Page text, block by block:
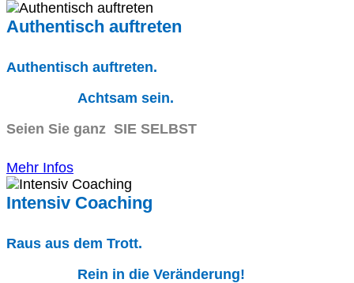
Authentisch auftreten
Authentisch auftreten.
Achtsam sein.
Seien Sie ganz SIE SELBST
Mehr Infos
Intensiv Coaching
Raus aus dem Trott.
Rein in die Veränderung!